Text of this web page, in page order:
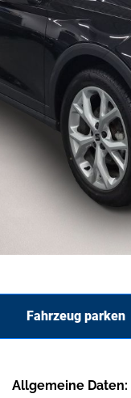
Fahrzeug parken
Allgemeine Daten: